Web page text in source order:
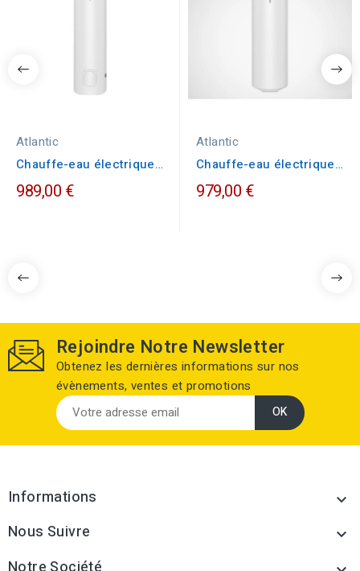
Atlantic
Chauffe-eau électrique
Atlantic CHAUFFEO...
989,00 €
Atlantic
Chauffe-eau électrique
Atlantic ZENEO ACI...
979,00 €
Rejoindre Notre Newsletter
Obtenez les dernières informations sur nos
évènements, ventes et promotions
Informations 
Nous Suivre 